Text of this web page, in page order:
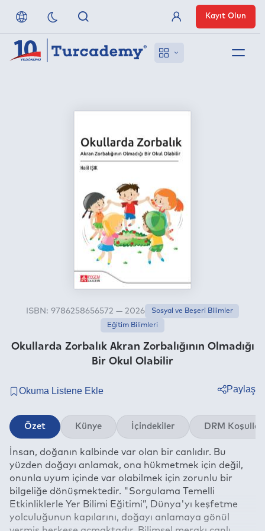
Uzaktan Erişim
Anlaşmalı Yayınevleri
Üye Girişi
Kayıt Olun
Okullarda Zorbalık Akran Zorbalığının Olmadığı
Bir Okul Olabilir
ISBN: 9786258656572 — 2026
Sosyal ve Beşeri Bilimler
Eğitim Bilimleri
Paylaş
Twitter
Linkedin
Whatsapp
E-mail
Özet Künye İçindekiler DRM Koşulları
İnsan, doğanın kalbinde var olan bir canlıdır. Bu
yüzden doğayı anlamak, ona hükmetmek için değil,
onunla uyum içinde var olabilmek için zorunlu bir
bilgeliğe dönüşmektedir. "Sorgulama Temelli
Etkinliklerle Yer Bilimi Eğitimi”, Dünya'yı keşfetme
yolculuğunun kapılarını, doğayı anlamaya gönül